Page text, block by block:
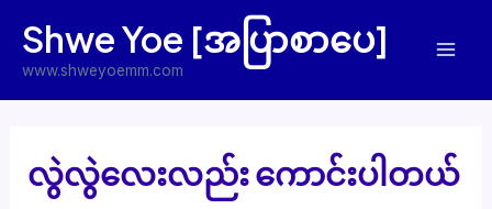
content
Shwe Yoe [အပြာစာပေ]
www.shweyoemm.com
လွဲလွဲလေးလည်း ကောင်းပါတယ်